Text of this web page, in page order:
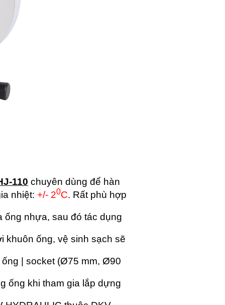
110 chuyên dùng để hàn
nhiệt: +/- 20C. Rất phù hợp
ống nhựa, sau đó tác dụng
khuôn ống, vệ sinh sạch sẽ
ống | socket (Ø75 mm, Ø90
ống khi tham gia lắp dựng